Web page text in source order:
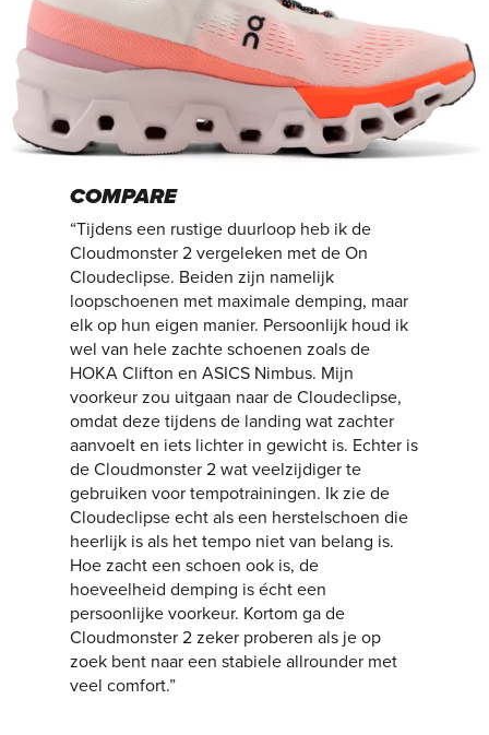
COMPARE
“Tijdens een rustige duurloop heb ik de
Cloudmonster 2 vergeleken met de On
Cloudeclipse. Beiden zijn namelijk
loopschoenen met maximale demping, maar
elk op hun eigen manier. Persoonlijk houd ik
wel van hele zachte schoenen zoals de
HOKA Clifton en ASICS Nimbus. Mijn
voorkeur zou uitgaan naar de Cloudeclipse,
omdat deze tijdens de landing wat zachter
aanvoelt en iets lichter in gewicht is. Echter is
de Cloudmonster 2 wat veelzijdiger te
gebruiken voor tempotrainingen. Ik zie de
Cloudeclipse echt als een herstelschoen die
heerlijk is als het tempo niet van belang is.
Hoe zacht een schoen ook is, de
hoeveelheid demping is écht een
persoonlijke voorkeur. Kortom ga de
Cloudmonster 2 zeker proberen als je op
zoek bent naar een stabiele allrounder met
veel comfort.”